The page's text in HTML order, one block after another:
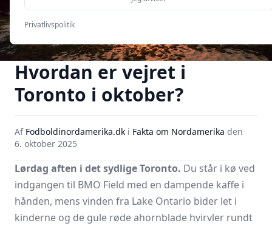
Hvordan er vejret i
Toronto i oktober?
Af Fodboldinordamerika.dk i Fakta om Nordamerika den
6. oktober 2025
Lørdag aften i det sydlige Toronto. Du står i kø ved
indgangen til BMO Field med en dampende kaffe i
hånden, mens vinden fra Lake Ontario bider let i
kinderne og de gule røde ahornblade hvirvler rundt
Privatlivspolitik